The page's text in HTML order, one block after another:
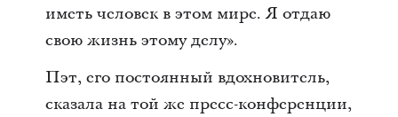
иметь человек в этом мире. Я отдаю
свою жизнь этому делу».
Пэт, его постоянный вдохновитель,
сказала на той же пресс-конференции,